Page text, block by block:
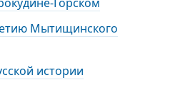
Горском
Мытищинского
истории